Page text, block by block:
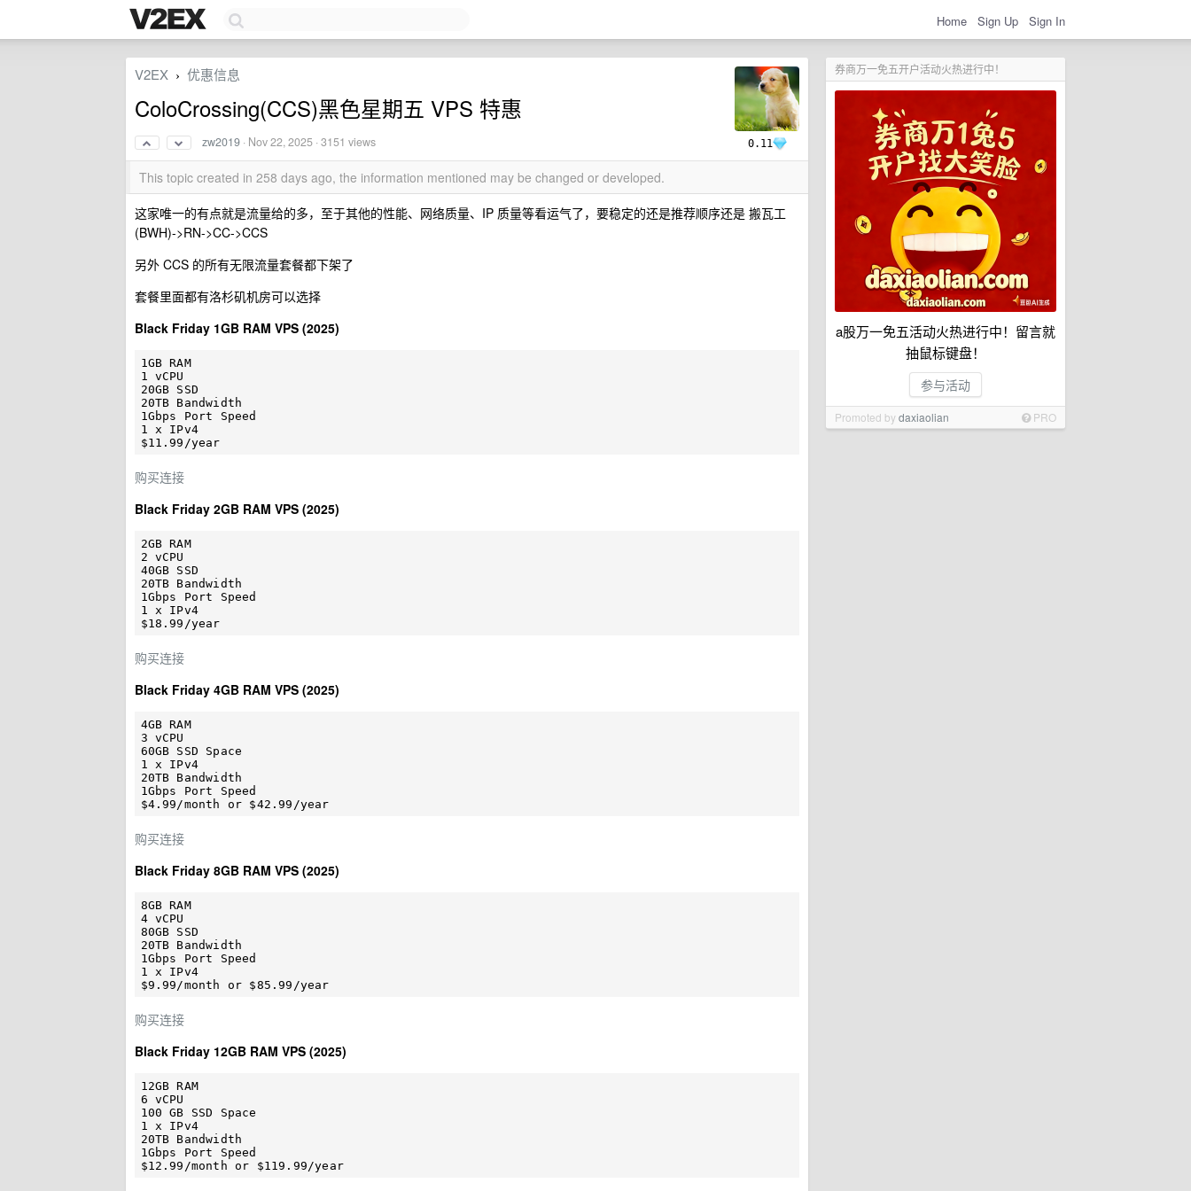
Home Sign Up Sign In
券商万一免五开户活动火热进行中！
a股万一免五活动火热进行中！留言就
抽鼠标键盘！
参与活动
Promoted bydaxiaolian PRO
0.11
V2EX › 优惠信息
ColoCrossing(CCS)黑色星期五 VPS 特惠
zw2019 · Nov 22, 2025 · 3151 views
This topic created in 258 days ago, the information mentioned may be changed or developed.
这家唯一的有点就是流量给的多，至于其他的性能、网络质量、IP 质量等看运气了，要稳定的还是推荐顺序还是 搬瓦工
(BWH)->RN->CC->CCS
另外 CCS 的所有无限流量套餐都下架了
套餐里面都有洛杉矶机房可以选择
Black Friday 1GB RAM VPS (2025)
1GB RAM
1 vCPU
20GB SSD
20TB Bandwidth
1Gbps Port Speed
1 x IPv4
购买连接
Black Friday 2GB RAM VPS (2025)
2GB RAM
2 vCPU
40GB SSD
20TB Bandwidth
1Gbps Port Speed
1 x IPv4
购买连接
Black Friday 4GB RAM VPS (2025)
4GB RAM
3 vCPU
60GB SSD Space
1 x IPv4
20TB Bandwidth
1Gbps Port Speed
购买连接
Black Friday 8GB RAM VPS (2025)
8GB RAM
4 vCPU
80GB SSD
20TB Bandwidth
1Gbps Port Speed
1 x IPv4
购买连接
Black Friday 12GB RAM VPS (2025)
12GB RAM
6 vCPU
100 GB SSD Space
1 x IPv4
20TB Bandwidth
1Gbps Port Speed
$12.99/month or $119.99/year